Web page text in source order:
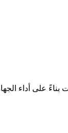
على أداء